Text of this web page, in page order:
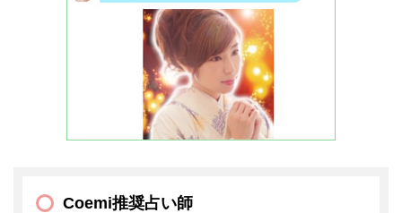
Coemi推奨占い師